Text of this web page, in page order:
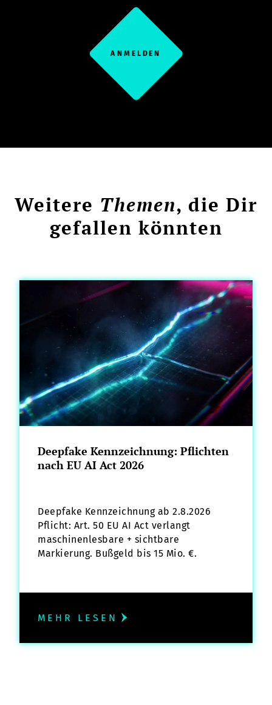
ANMELDEN
Weitere Themen, die Dir
gefallen könnten
Deepfake Kennzeichnung: Pflichten
nach EU AI Act 2026
Deepfake Kennzeichnung ab 2.8.2026
Pflicht: Art. 50 EU AI Act verlangt
maschinenlesbare + sichtbare
Markierung. Bußgeld bis 15 Mio. €.
MEHR LESEN